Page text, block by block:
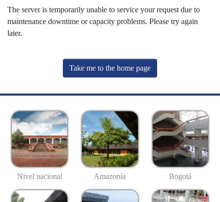
The server is temporarily unable to service your request due to
maintenance downtime or capacity problems. Please try again
later.
Take me to the home page
Nivel nacional Amazonía Bogotá